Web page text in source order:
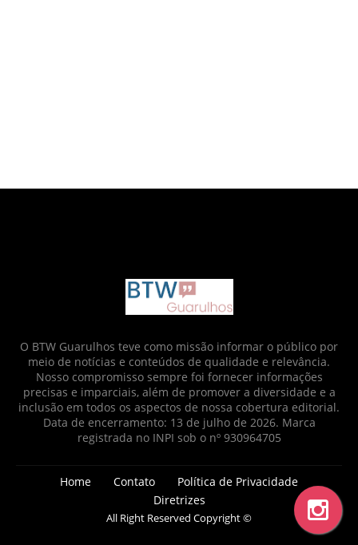
O BTW Guarulhos teve como missão informar o público por
meio de notícias e conteúdos de qualidade e relevância.
Nosso compromisso sempre foi fornecer informações
precisas e imparciais, além de promover a diversidade e a
inclusão em todos os aspectos de nossa cobertura editorial.
Data de encerramento: 13 de julho de 2026. Marca
registrada no INPI sob o nº 930964705
Home Contato
Política de Privacidade
Diretrizes
All Right Reserved Copyright ©